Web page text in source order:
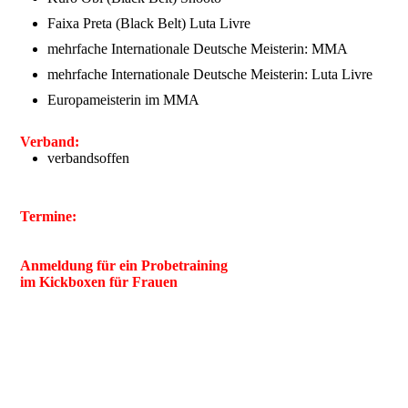
Faixa Preta (Black Belt) Luta Livre
mehrfache Internationale Deutsche Meisterin: MMA
mehrfache Internationale Deutsche Meisterin: Luta Livre
Europameisterin im MMA
Verband:
verbandsoffen
Termine:
Anmeldung für ein Probetraining
im Kickboxen für Frauen